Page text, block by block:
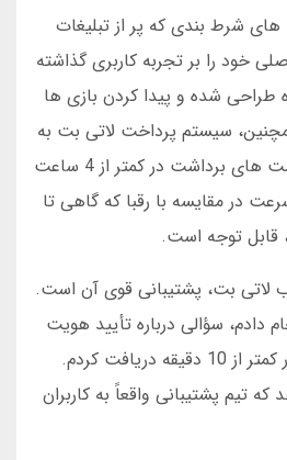
شرط بندی که پر از تبلیغات
خود را بر تجربه کاربری گذاشته
شده و پیدا کردن بازی ها
سیستم پرداخت لاتی بت به
گونه ای است که درخواست های برداشت در کمتر از 4 ساعت
در مقایسه با رقبا که گاهی تا
لاتی بت، پشتیبانی قوی آن است.
دادم، سؤالی درباره تأیید هویت
پرسیدم و پاسخ کاملی در کمتر از 10 دقیقه دریافت کردم.
تیم پشتیبانی واقعاً به کاربران